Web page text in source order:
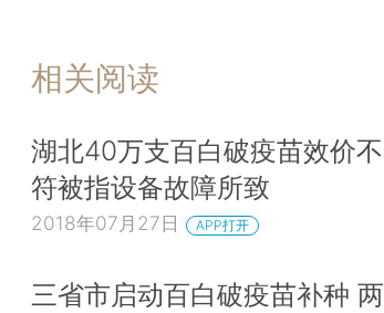
相关阅读
湖北40万支百白破疫苗效价不
符被指设备故障所致
2018年07月27日 APP打开
三省市启动百白破疫苗补种 两